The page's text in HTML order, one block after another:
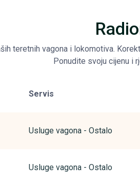
teretnih vagona i lokomotiva.
Ponudite svoju cijenu i
Servis
Usluge vagona - Ostalo
Usluge vagona - Ostalo